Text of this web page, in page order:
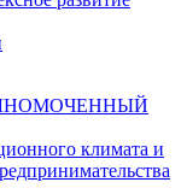
климата и